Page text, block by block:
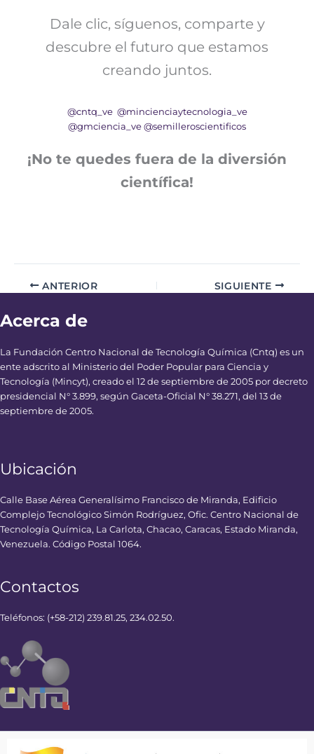
Dale clic, síguenos, comparte y
descubre el futuro que estamos
creando juntos.
@cntq_ve @mincienciaytecnologia_ve
@gmciencia_ve @semilleroscientificos
¡No te quedes fuera de la diversión
científica!
ANTERIOR SIGUIENTE
Acerca de
La Fundación Centro Nacional de Tecnología Química (Cntq) es un
ente adscrito al Ministerio del Poder Popular para Ciencia y
Tecnología (Mincyt), creado el 12 de septiembre de 2005 por decreto
presidencial N° 3.899, según Gaceta-Oficial N° 38.271, del 13 de
septiembre de 2005.
Ubicación
Calle Base Aérea Generalísimo Francisco de Miranda, Edificio
Complejo Tecnológico Simón Rodríguez, Ofic. Centro Nacional de
Tecnología Química, La Carlota, Chacao, Caracas, Estado Miranda,
Venezuela. Código Postal 1064.
Contactos
Teléfonos: (+58-212) 239.81.25, 234.02.50.